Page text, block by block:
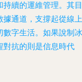
持續的運維管理。其目
據通道，支撐起從線上
數字生活。如果說制冰
對抗的則是信息時代